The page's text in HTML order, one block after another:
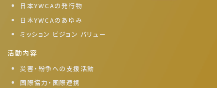
日本YWCAの発行物
日本YWCAのあゆみ
ミッション ビジョン バリュー
活動内容
災害・紛争への支援活動
国際協力・国際連携